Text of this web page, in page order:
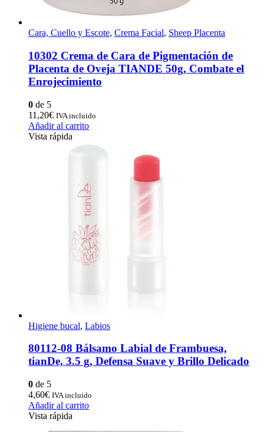
Cara, Cuello y Escote, Crema Facial, Sheep Placenta
10302 Crema de Cara de Pigmentación de
Placenta de Oveja TIANDE 50g, Combate el
Enrojecimiento
0 de 5
11,20€ IVA incluido
Añadir al carrito
Vista rápida
Higiene bucal, Labios
80112-08 Bálsamo Labial de Frambuesa,
tianDe, 3.5 g, Defensa Suave y Brillo Delicado
0 de 5
4,60€ IVA incluido
Añadir al carrito
Vista rápida